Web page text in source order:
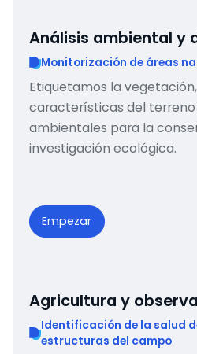
Análisis ambiental y
Monitorización de áreas
Etiquetamos la
características del
ambientales para la
investigación ecológica.
Empezar
Agricultura y
Identificación de la salud
estructuras del campo